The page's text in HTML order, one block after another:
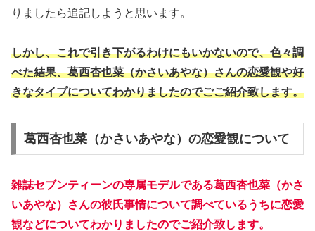
りましたら追記しようと思います。
しかし、これで引き下がるわけにもいかないので、色々調
べた結果、葛西杏也菜（かさいあやな）さんの恋愛観や好
きなタイプについてわかりましたのでごご紹介致します。
葛西杏也菜（かさいあやな）の恋愛観について
雑誌セブンティーンの専属モデルである葛西杏也菜（かさ
いあやな）さんの彼氏事情について調べているうちに恋愛
観などについてわかりましたのでご紹介致します。